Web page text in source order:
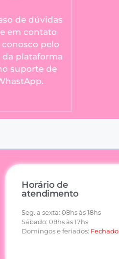
de dúvidas
em contato
pelo
da plataforma
suporte de
Horário de
atendimento
Seg. a sexta: 08hs às 18hs
Sábado: 08hs às 17hs
Domingos e feriados: Fechado